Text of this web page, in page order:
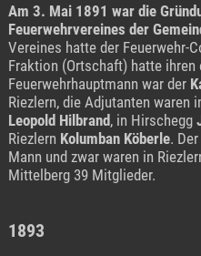
Am 3. Mai 1891 war die
Feuerwehrvereines der
Vereines hatte der Feuerwehr-
Fraktion (Ortschaft) hatte
Feuerwehrhauptmann war der
Riezlern, die Adjutanten
Leopold Hilbrand, in Hirschegg
Riezlern Kolumban Köberle.
Mann und zwar waren in
Mittelberg 39 Mitglieder.
1893